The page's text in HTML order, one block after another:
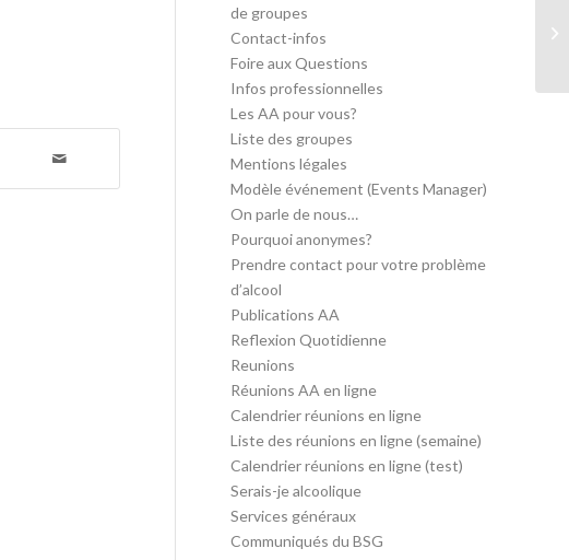
de groupes
Contact-infos
Foire aux Questions
Infos professionnelles
Les AA pour vous?
Liste des groupes
Mentions légales
Modèle événement (Events Manager)
On parle de nous…
Pourquoi anonymes?
Prendre contact pour votre problème
d’alcool
Publications AA
Reflexion Quotidienne
Reunions
Réunions AA en ligne
Calendrier réunions en ligne
Liste des réunions en ligne (semaine)
Calendrier réunions en ligne (test)
Serais-je alcoolique
Services généraux
Communiqués du BSG